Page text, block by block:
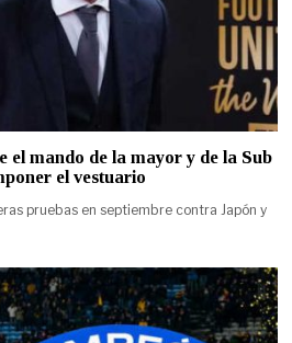
el mando de la mayor y de la Sub
el vestuario
pruebas en septiembre contra Japón y